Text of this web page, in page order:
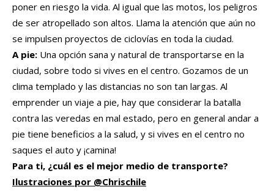
poner en riesgo la vida. Al igual que las motos, los peligros
de ser atropellado son altos. Llama la atención que aún no
se impulsen proyectos de ciclovías en toda la ciudad.
A pie: Una opción sana y natural de transportarse en la
ciudad, sobre todo si vives en el centro. Gozamos de un
clima templado y las distancias no son tan largas. Al
emprender un viaje a pie, hay que considerar la batalla
contra las veredas en mal estado, pero en general andar a
pie tiene beneficios a la salud, y si vives en el centro no
saques el auto y ¡camina!
Para ti, ¿cuál es el mejor medio de transporte?
Ilustraciones por @Chrischile